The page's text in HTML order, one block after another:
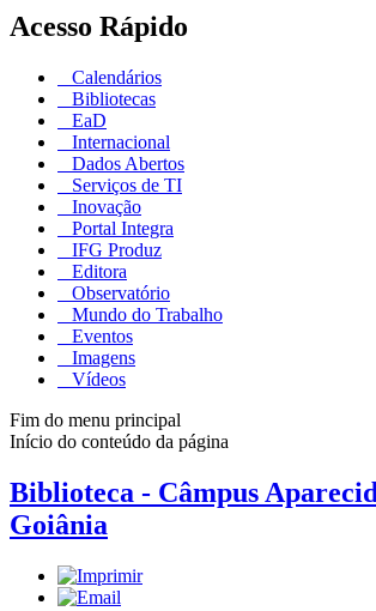
Acesso Rápido
Calendários
Bibliotecas
EaD
Internacional
Dados Abertos
Serviços de TI
Inovação
Portal Integra
IFG Produz
Editora
Observatório
Mundo do Trabalho
Eventos
Imagens
Vídeos
Fim do menu principal
Início do conteúdo da página
Biblioteca - Câmpus
Goiânia